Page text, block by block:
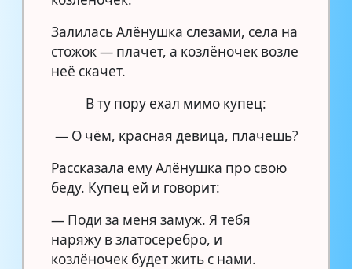
Залилась Алёнушка слезами, села на
стожок — плачет, а козлёночек возле
неё скачет.
В ту пору ехал мимо купец:
— О чём, красная девица, плачешь?
Рассказала ему Алёнушка про свою
беду. Купец ей и говорит:
— Поди за меня замуж. Я тебя
наряжу в златосеребро, и
козлёночек будет жить с нами.